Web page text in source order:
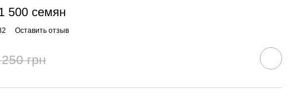
500 семян
Оставить отзыв
грн